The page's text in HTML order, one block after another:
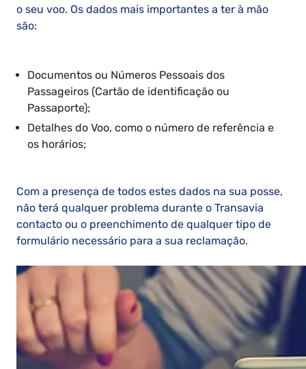
o seu voo. Os dados mais importantes a ter à mão
são:
Documentos ou Números Pessoais dos
Passageiros (Cartão de identificação ou
Passaporte);
Detalhes do Voo, como o número de referência e
os horários;
Com a presença de todos estes dados na sua posse,
não terá qualquer problema durante o Transavia
contacto ou o preenchimento de qualquer tipo de
formulário necessário para a sua reclamação.